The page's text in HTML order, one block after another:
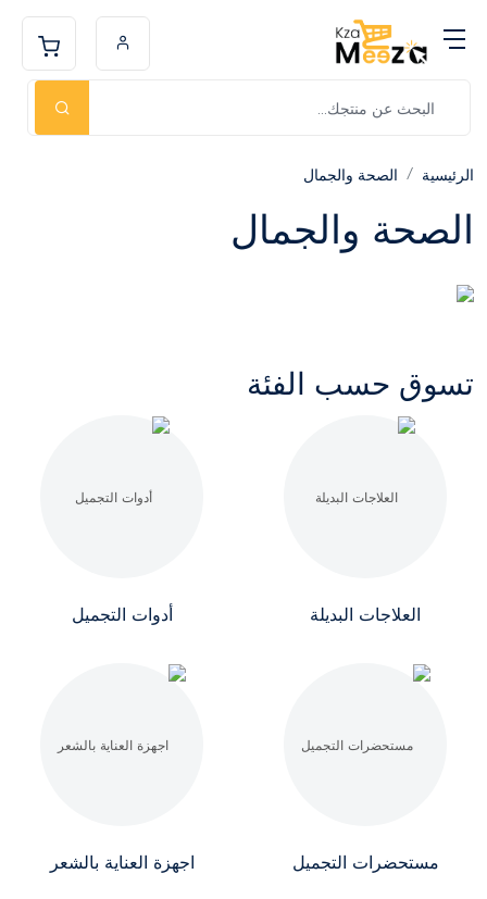
الرئيسية الصحة والجمال
الصحة والجمال
تسوق حسب الفئة
العلاجات البديلة أدوات التجميل
مستحضرات التجميل اجهزة العناية بالشعر